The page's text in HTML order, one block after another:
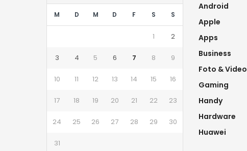
M D M D F S S
1 2
3 4 5 6 7 8 9
10 11 12 13 14 15 16
17 18 19 20 21 22 23
24 25 26 27 28 29 30
31
Android
Apple
Apps
Business
Foto & Video
Gaming
Handy
Hardware
Huawei